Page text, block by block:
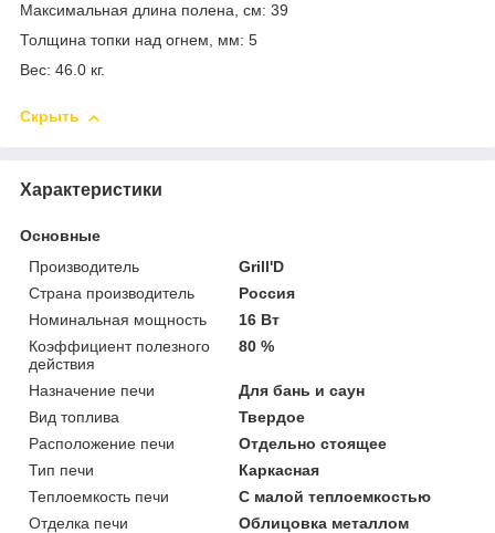
Максимальная длина полена, см: 39
Толщина топки над огнем, мм: 5
Вес: 46.0 кг.
Скрыть
Характеристики
Основные
Производитель
Grill'D
Страна производитель
Россия
Номинальная мощность
16 Вт
Коэффициент полезного
действия
80 %
Назначение печи
Для бань и саун
Вид топлива
Твердое
Расположение печи
Отдельно стоящее
Тип печи
Каркасная
Теплоемкость печи
С малой теплоемкостью
Отделка печи
Облицовка металлом